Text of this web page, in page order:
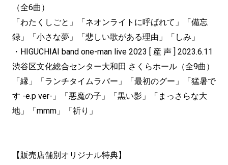
（全6曲）
「わたくしごと」「ネオンライトに呼ばれて」「備忘
録」「小さな夢」「悲しい歌がある理由」「しみ」
・HIGUCHIAI band one-man live 2023 [ 産 声 ] 2023.6.11
渋谷区文化総合センター大和田 さくらホール（全9曲）
「縁」「ランチタイムラバー」「最初のグー」「猛暑で
す -e.p ver-」「悪魔の子」「黒い影」「まっさらな大
地」「mmm」「祈り」
【販売店舗別オリジナル特典】